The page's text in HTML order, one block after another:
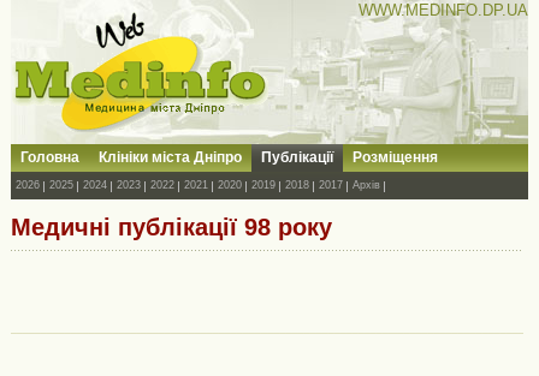
WWW.MEDINFO.DP.UA
Головна Клініки міста Дніпро Публікації Розміщення
2026 2025 2024 2023 2022 2021 2020 2019 2018 2017 Архів
Медичні публікації 98 року